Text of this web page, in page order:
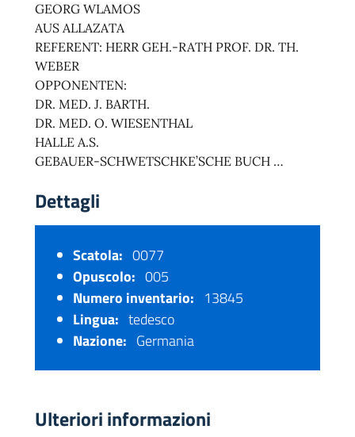
GEORG WLAMOS
AUS ALLAZATA
REFERENT: HERR GEH.-RATH PROF. DR. TH.
WEBER
OPPONENTEN:
DR. MED. J. BARTH.
DR. MED. O. WIESENTHAL
HALLE A.S.
GEBAUER-SCHWETSCHKE’SCHE BUCH …
Dettagli
Scatola: 0077
Opuscolo: 005
Numero inventario: 13845
Lingua: tedesco
Nazione: Germania
Ulteriori informazioni